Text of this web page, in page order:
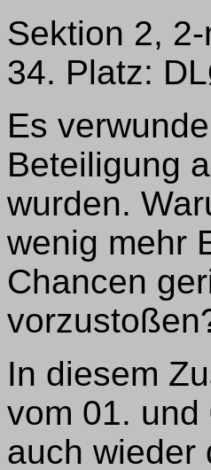
Sektion 2,
34. Platz:
Es
Beteiligung
wurden.
wenig mehr
Chancen
In diesem
vom 01.
auch wieder